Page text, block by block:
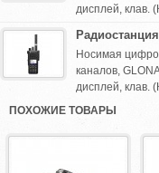
дисплей, клав.
Носимая
каналов,
дисплей, клав.
ПОХОЖИЕ ТОВАРЫ